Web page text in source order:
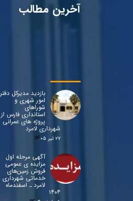
آخرین مطالب
بازدید مدیرکل دفتر
امور شهری و
شوراهای
استانداری فارس از
پروژه های عمرانی
شهرداری لامرد
۲۷ تیر ۰۵
آگهی مرحله اول
مزایده ی عمومی
فروش زمین‌های
خدماتی شهرداری
لامرد ـ اسفندماه
۱۴۰۴